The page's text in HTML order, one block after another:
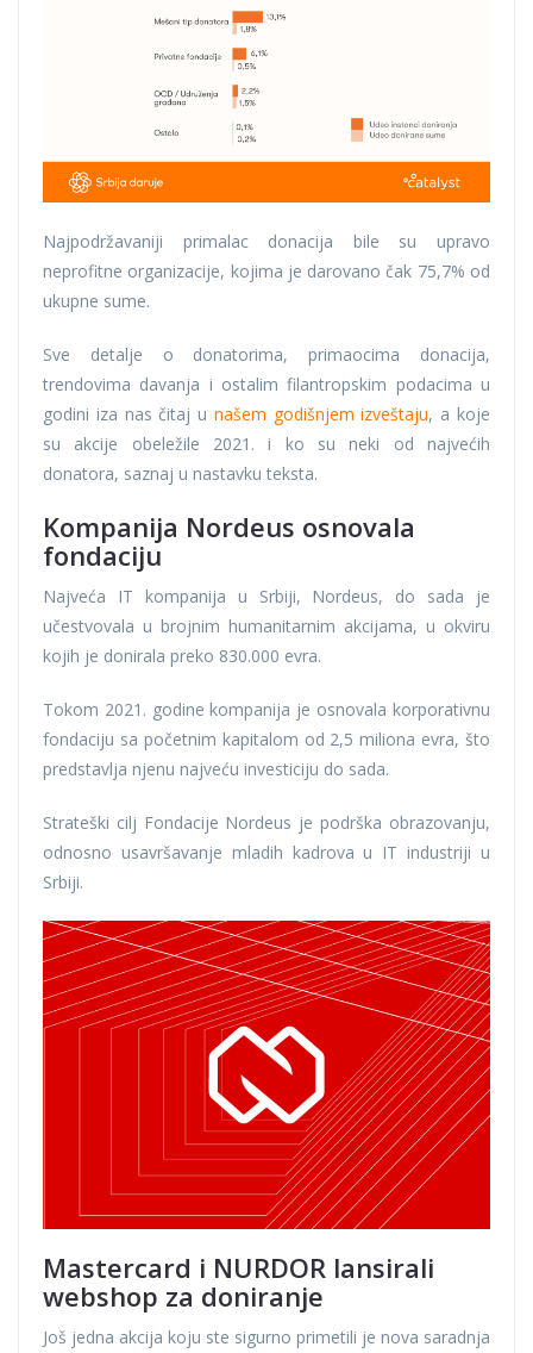
Najpodržavaniji primalac donacija bile su upravo
neprofitne organizacije, kojima je darovano čak 75,7% od
ukupne sume.
Sve detalje o donatorima, primaocima donacija,
trendovima davanja i ostalim filantropskim podacima u
godini iza nas čitaj u našem godišnjem izveštaju, a koje
su akcije obeležile 2021. i ko su neki od najvećih
donatora, saznaj u nastavku teksta.
Kompanija Nordeus osnovala
fondaciju
Najveća IT kompanija u Srbiji, Nordeus, do sada je
učestvovala u brojnim humanitarnim akcijama, u okviru
kojih je donirala preko 830.000 evra.
Tokom 2021. godine kompanija je osnovala korporativnu
fondaciju sa početnim kapitalom od 2,5 miliona evra, što
predstavlja njenu najveću investiciju do sada.
Strateški cilj Fondacije Nordeus je podrška obrazovanju,
odnosno usavršavanje mladih kadrova u IT industriji u
Srbiji.
Mastercard i NURDOR lansirali
webshop za doniranje
Još jedna akcija koju ste sigurno primetili je nova saradnja